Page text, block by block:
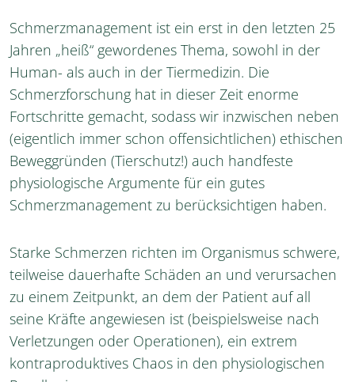
Schmerzmanagement ist ein erst in den letzten 25
Jahren „heiß“ gewordenes Thema, sowohl in der
Human- als auch in der Tiermedizin. Die
Schmerzforschung hat in dieser Zeit enorme
Fortschritte gemacht, sodass wir inzwischen neben
(eigentlich immer schon offensichtlichen) ethischen
Beweggründen (Tierschutz!) auch handfeste
physiologische Argumente für ein gutes
Schmerzmanagement zu berücksichtigen haben.
Starke Schmerzen richten im Organismus schwere,
teilweise dauerhafte Schäden an und verursachen
zu einem Zeitpunkt, an dem der Patient auf all
seine Kräfte angewiesen ist (beispielsweise nach
Verletzungen oder Operationen), ein extrem
kontraproduktives Chaos in den physiologischen